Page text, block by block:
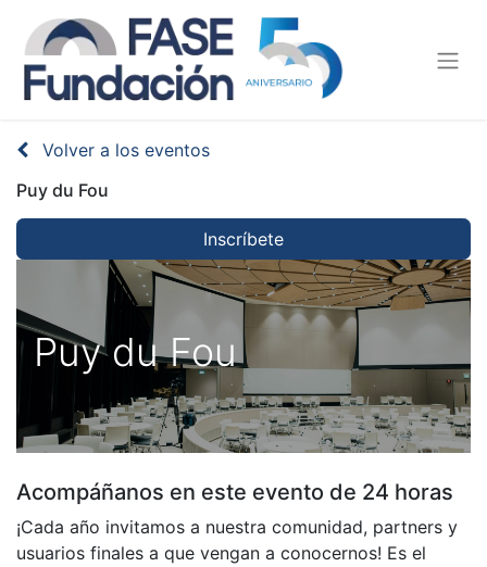
Volver a los eventos
Puy du Fou
Inscríbete
Puy du Fou
Acompáñanos en este evento de 24 horas
¡Cada año invitamos a nuestra comunidad, partners y
usuarios finales a que vengan a conocernos! Es el